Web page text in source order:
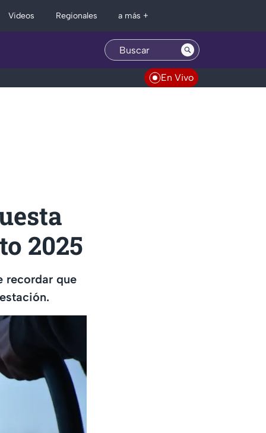
Videos Regionales a más +
En Vivo
2025
recordar que